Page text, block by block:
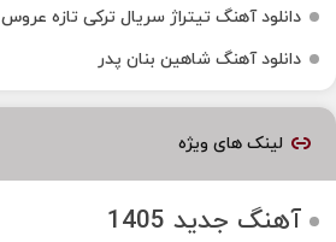
دانلود آهنگ تیتراژ سریال ترکی تازه عروس
دانلود آهنگ شاهین بنان پدر
لینک های ویژه
آهنگ جدید 1405